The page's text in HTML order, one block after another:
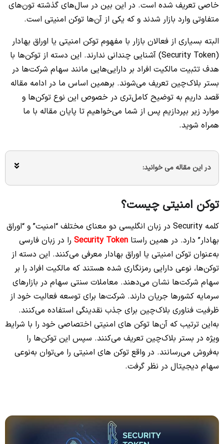
خاصی تعریف شده است. در این بین در سال‌های گذشته تون‌های
متفاوتی وارد بازار شدند و که یکی از آن‌ها توکن امنیتی است.
البته بسیاری از فعالان بازار با مفهوم توکن امنیتی یا اوراق بهادار
(Security Token) آشنایی چندانی ندارند. این دسته از توکن‌ها با
هدف تثبیت مالکیت افراد بر دارایی‌هایی مانند سهام شرکت‌ها در
بستر بلاک‌چین تعریف می‌شوند. برهمین اساس ما در ادامه مقاله
قصد داریم به توضیح کامل‌تری در خصوص این نوع توکن‌ها و
موارد زیر بپردازیم پس از شما می‌خواهیم تا پایان مقاله با ما
همراه شوید.
در این مقاله می خوانید:
توکن امنیتی چیست؟
کلمه Security در زبان انگلیسی دو معنای مختلف “امنیت” و “اوراق
بهادار” دارد. در همین راستا Security Token را در زبان فارسی
به‌عنوان توکن امنیتی یا اوراق بهادار معرفی می‌کنند. این دسته از
توکن‌ها، نوعی دارایی رمزنگاری شده هستند که مالکیت افراد را بر
سهام شرکت‌ها نشان می‌دهند. معاملات سنتی سهام در بازارهای
سرمایه کشورها جریان دارند. شرکت‌ها برای توسعه فعالیت خود از
ظرفیت فناوری بلاک‌چین برای جذب نقدینگی استفاده می‌کنند.
به‌این ترتیب که آن‌ها توکن‌ های امنیتی اختصاصی خود را با شرایط
ویژه در بستر بلاک‌چین تعریف می‌کنند. سپس این توکن‌ها را
به‌فروش می‌رسانند. در واقع توکن‌ های امنیتی را می‌توان به‌نوعی
سهام دیجیتال در نظر گرفت.